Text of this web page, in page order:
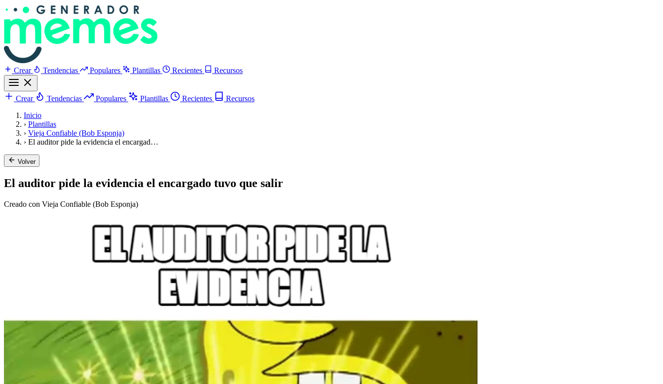
Crear Tendencias Populares Plantillas Recientes Recursos
Crear Tendencias Populares Plantillas Recientes
Recursos
Inicio
› Plantillas
› Vieja Confiable (Bob Esponja)
› El auditor pide la evidencia el encargad…
Volver
El auditor pide la evidencia el encargado tuvo que salir
Creado con Vieja Confiable (Bob Esponja)